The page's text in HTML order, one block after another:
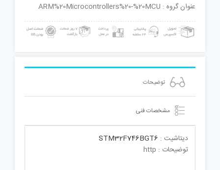
عنوان گروه : ARM%20Microcontrollers%20-%20MCU
توضیحات
مشخصات فنی
دیتاشیت : STM32F746BGT6
توضیحات : http